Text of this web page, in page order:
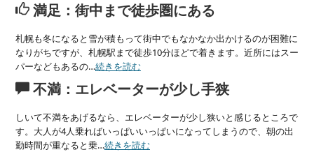
満足：街中まで徒歩圏にある
札幌も冬になると雪が積もって街中でもなかなか出かけるのが困難に
なりがちですが、札幌駅まで徒歩10分ほどで着きます。近所にはスー
パーなどもあるの…続きを読む
不満：エレベーターが少し手狭
しいて不満をあげるなら、エレベーターが少し狭いと感じるところで
す。大人が4人乗ればいっぱいいっぱいになってしまうので、朝の出
勤時間が重なると乗…続きを読む